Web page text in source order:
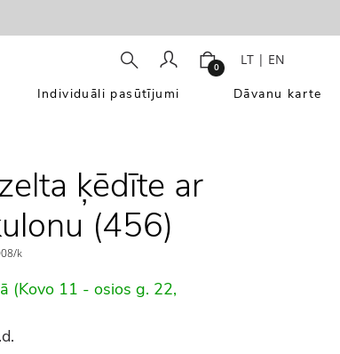
0 LT | EN
Individuāli pasūtījumi Dāvanu karte
ķēdīte ar
(456)
k
(Kovo 11 - osios g. 22,